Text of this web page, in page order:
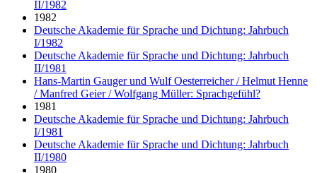
II/1982
1982
Deutsche Akademie für Sprache und Dichtung: Jahrbuch
I/1982
Deutsche Akademie für Sprache und Dichtung: Jahrbuch
II/1981
Hans-Martin Gauger und Wulf Oesterreicher / Helmut Henne
/ Manfred Geier / Wolfgang Müller: Sprachgefühl?
1981
Deutsche Akademie für Sprache und Dichtung: Jahrbuch
I/1981
Deutsche Akademie für Sprache und Dichtung: Jahrbuch
II/1980
1980